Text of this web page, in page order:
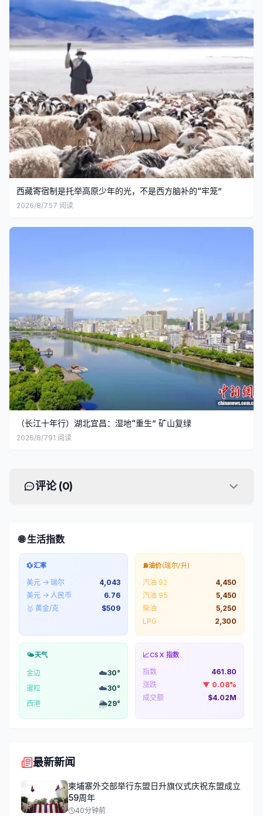
西藏寄宿制是托举高原少年的光，不是西方脑补的“牢笼”
2026/8/757 阅读
（长江十年行）湖北宜昌：湿地“重生” 矿山复绿
2026/8/791 阅读
评论 (0)
🌐 生活指数
💱汇率
美元 → 瑞尔
4,043
美元 → 人民币
6.76
🥇 黄金/克
$509
⛽油价(瑞尔/升)
汽油 92
4,450
汽油 95
5,450
柴油
5,250
LPG
2,300
🌤️天气
金边 ☁️30°
暹粒
☁️30°
西港
🌦️29°
📈CSX 指数
指数
461.80
涨跌
▼ 0.08%
成交额
$4.02M
最新新闻
柬埔寨外交部举行东盟日升旗仪式庆祝东盟成立
59周年
40分钟前